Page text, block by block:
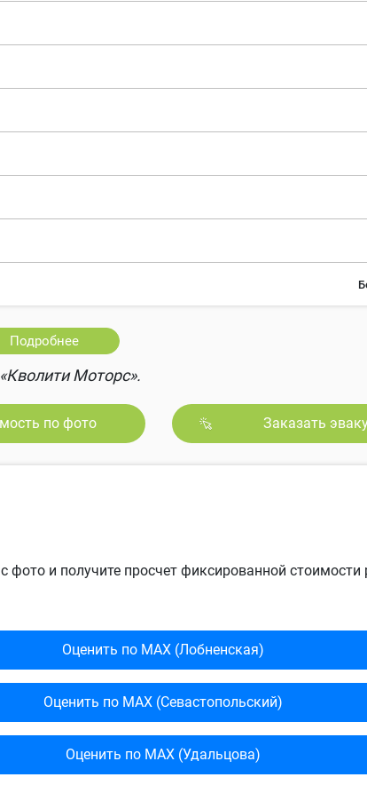
Подробнее
Моторс».
по фото Заказать
фото и получите просчет фиксированной стоимости
Оценить по MAX (Лобненская)
Оценить по MAX (Севасто­польский)
Оценить по MAX (Удальцова)